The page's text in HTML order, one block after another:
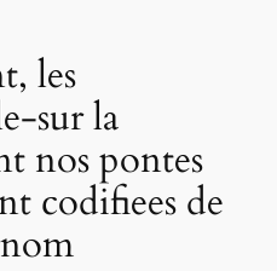
les
sur la
nos pontes
codifiees de